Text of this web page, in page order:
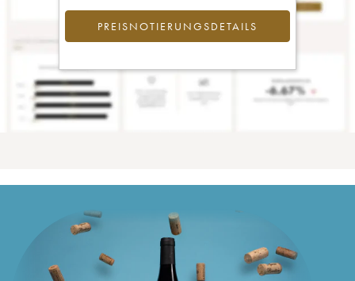
PREISNOTIERUNGSDETAILS